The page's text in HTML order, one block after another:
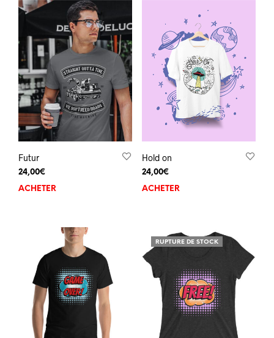
Futur
24,00€
ACHETER
Hold on
24,00€
ACHETER
RUPTURE DE STOCK